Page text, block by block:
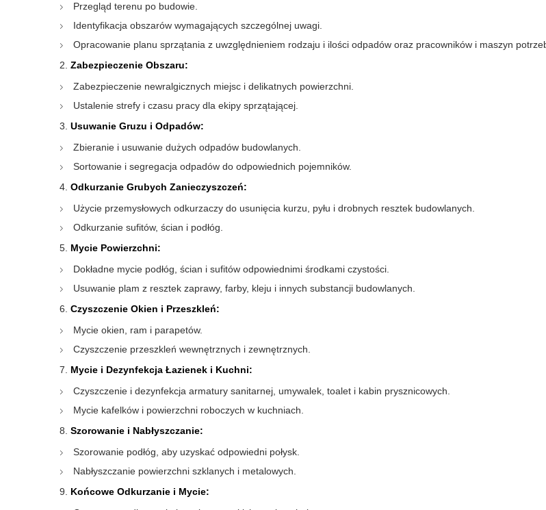
Przegląd terenu po budowie.
Identyfikacja obszarów wymagających szczególnej uwagi.
Opracowanie planu sprzątania z uwzględnieniem rodzaju i ilości odpadów oraz pracowników i maszyn
Zabezpieczenie Obszaru:
Zabezpieczenie newralgicznych miejsc i delikatnych powierzchni.
Ustalenie strefy i czasu pracy dla ekipy sprzątającej.
Usuwanie Gruzu i Odpadów:
Zbieranie i usuwanie dużych odpadów budowlanych.
Sortowanie i segregacja odpadów do odpowiednich pojemników.
Odkurzanie Grubych Zanieczyszczeń:
Użycie przemysłowych odkurzaczy do usunięcia kurzu, pyłu i drobnych resztek budowlanych.
Odkurzanie sufitów, ścian i podłóg.
Mycie Powierzchni:
Dokładne mycie podłóg, ścian i sufitów odpowiednimi środkami czystości.
Usuwanie plam z resztek zaprawy, farby, kleju i innych substancji budowlanych.
Czyszczenie Okien i Przeszkleń:
Mycie okien, ram i parapetów.
Czyszczenie przeszkleń wewnętrznych i zewnętrznych.
Mycie i Dezynfekcja Łazienek i Kuchni:
Czyszczenie i dezynfekcja armatury sanitarnej, umywalek, toalet i kabin prysznicowych.
Mycie kafelków i powierzchni roboczych w kuchniach.
Szorowanie i Nabłyszczanie:
Szorowanie podłóg, aby uzyskać odpowiedni połysk.
Nabłyszczanie powierzchni szklanych i metalowych.
Końcowe Odkurzanie i Mycie: